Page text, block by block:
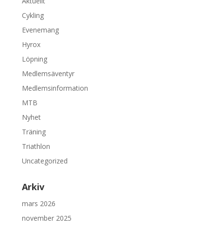
Cykling
Evenemang
Hyrox
Löpning
Medlemsäventyr
Medlemsinformation
MTB
Nyhet
Träning
Triathlon
Uncategorized
Arkiv
mars 2026
november 2025